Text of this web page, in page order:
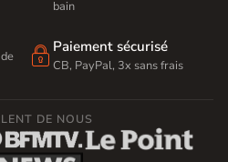
bain
 Paiement sécurisé
CB, PayPal, 3x sans frais
DE NOUS